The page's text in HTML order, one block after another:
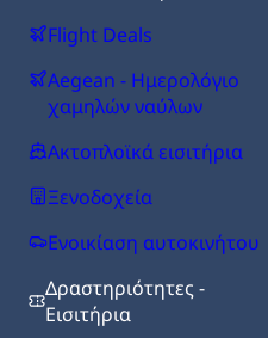
Flight Deals
Aegean - Ημερολόγιο
χαμηλών ναύλων
Ακτοπλοϊκά εισιτήρια
Ξενοδοχεία
Ενοικίαση αυτοκινήτου
Δραστηριότητες -
Εισιτήρια